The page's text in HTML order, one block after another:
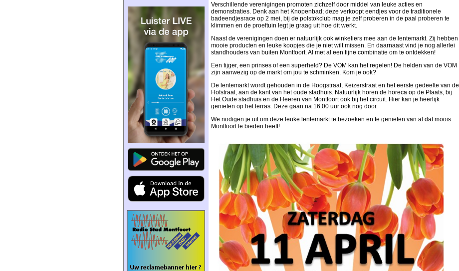
Verschillende verenigingen promoten zichzelf door middel van leuke acties en
demonstraties. Denk aan het Knopenbad; deze verkoopt eendjes voor de traditionele
badeendjesrace op 2 mei, bij de polstokclub mag je zelf proberen in de paal proberen te
klimmen en de proeftuin legt je graag uit hoe dit werkt.
Naast de verenigingen doen er natuurlijk ook winkeliers mee aan de lentemarkt. Zij hebben
mooie producten en leuke koopjes die je niet wilt missen. En daarnaast vind je nog allerlei
standhouders van buiten Montfoort. Al met al een fijne combinatie om te ontdekken!
Een tijger, een prinses of een superheld? De VOM kan het regelen! De helden van de VOM
zijn aanwezig op de markt om jou te schminken. Kom je ook?
De lentemarkt wordt gehouden in de Hoogstraat, Keizerstraat en het eerste gedeelte van de
Hofstraat, aan de kant van het oude stadhuis. Natuurlijk horen de horeca op de Plaats, bij
Het Oude stadhuis en de Heeren van Montfoort ook bij het circuit. Hier kan je heerlijk
genieten op het terras. Deze gaan na 16.00 uur ook nog door.
We nodigen je uit om deze leuke lentemarkt te bezoeken en te genieten van al dat moois
Montfoort te bieden heeft!